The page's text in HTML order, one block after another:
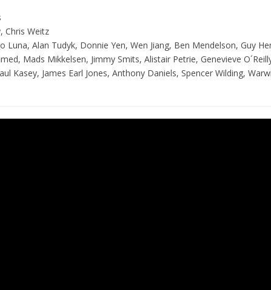
Chris Weitz
Luna, Alan Tudyk, Donnie Yen, Wen Jiang, Ben Mendelson, Guy
Mads Mikkelsen, Jimmy Smits, Alistair Petrie, Genevieve
Kasey, James Earl Jones, Anthony Daniels, Spencer Wilding,